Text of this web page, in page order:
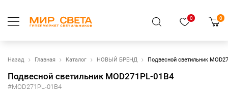
0 0
Назад Главная Каталог НОВЫЙ БРЕНД Подвесной светильник
Подвесной светильник MOD271PL-01B4
#MOD271PL-01B4